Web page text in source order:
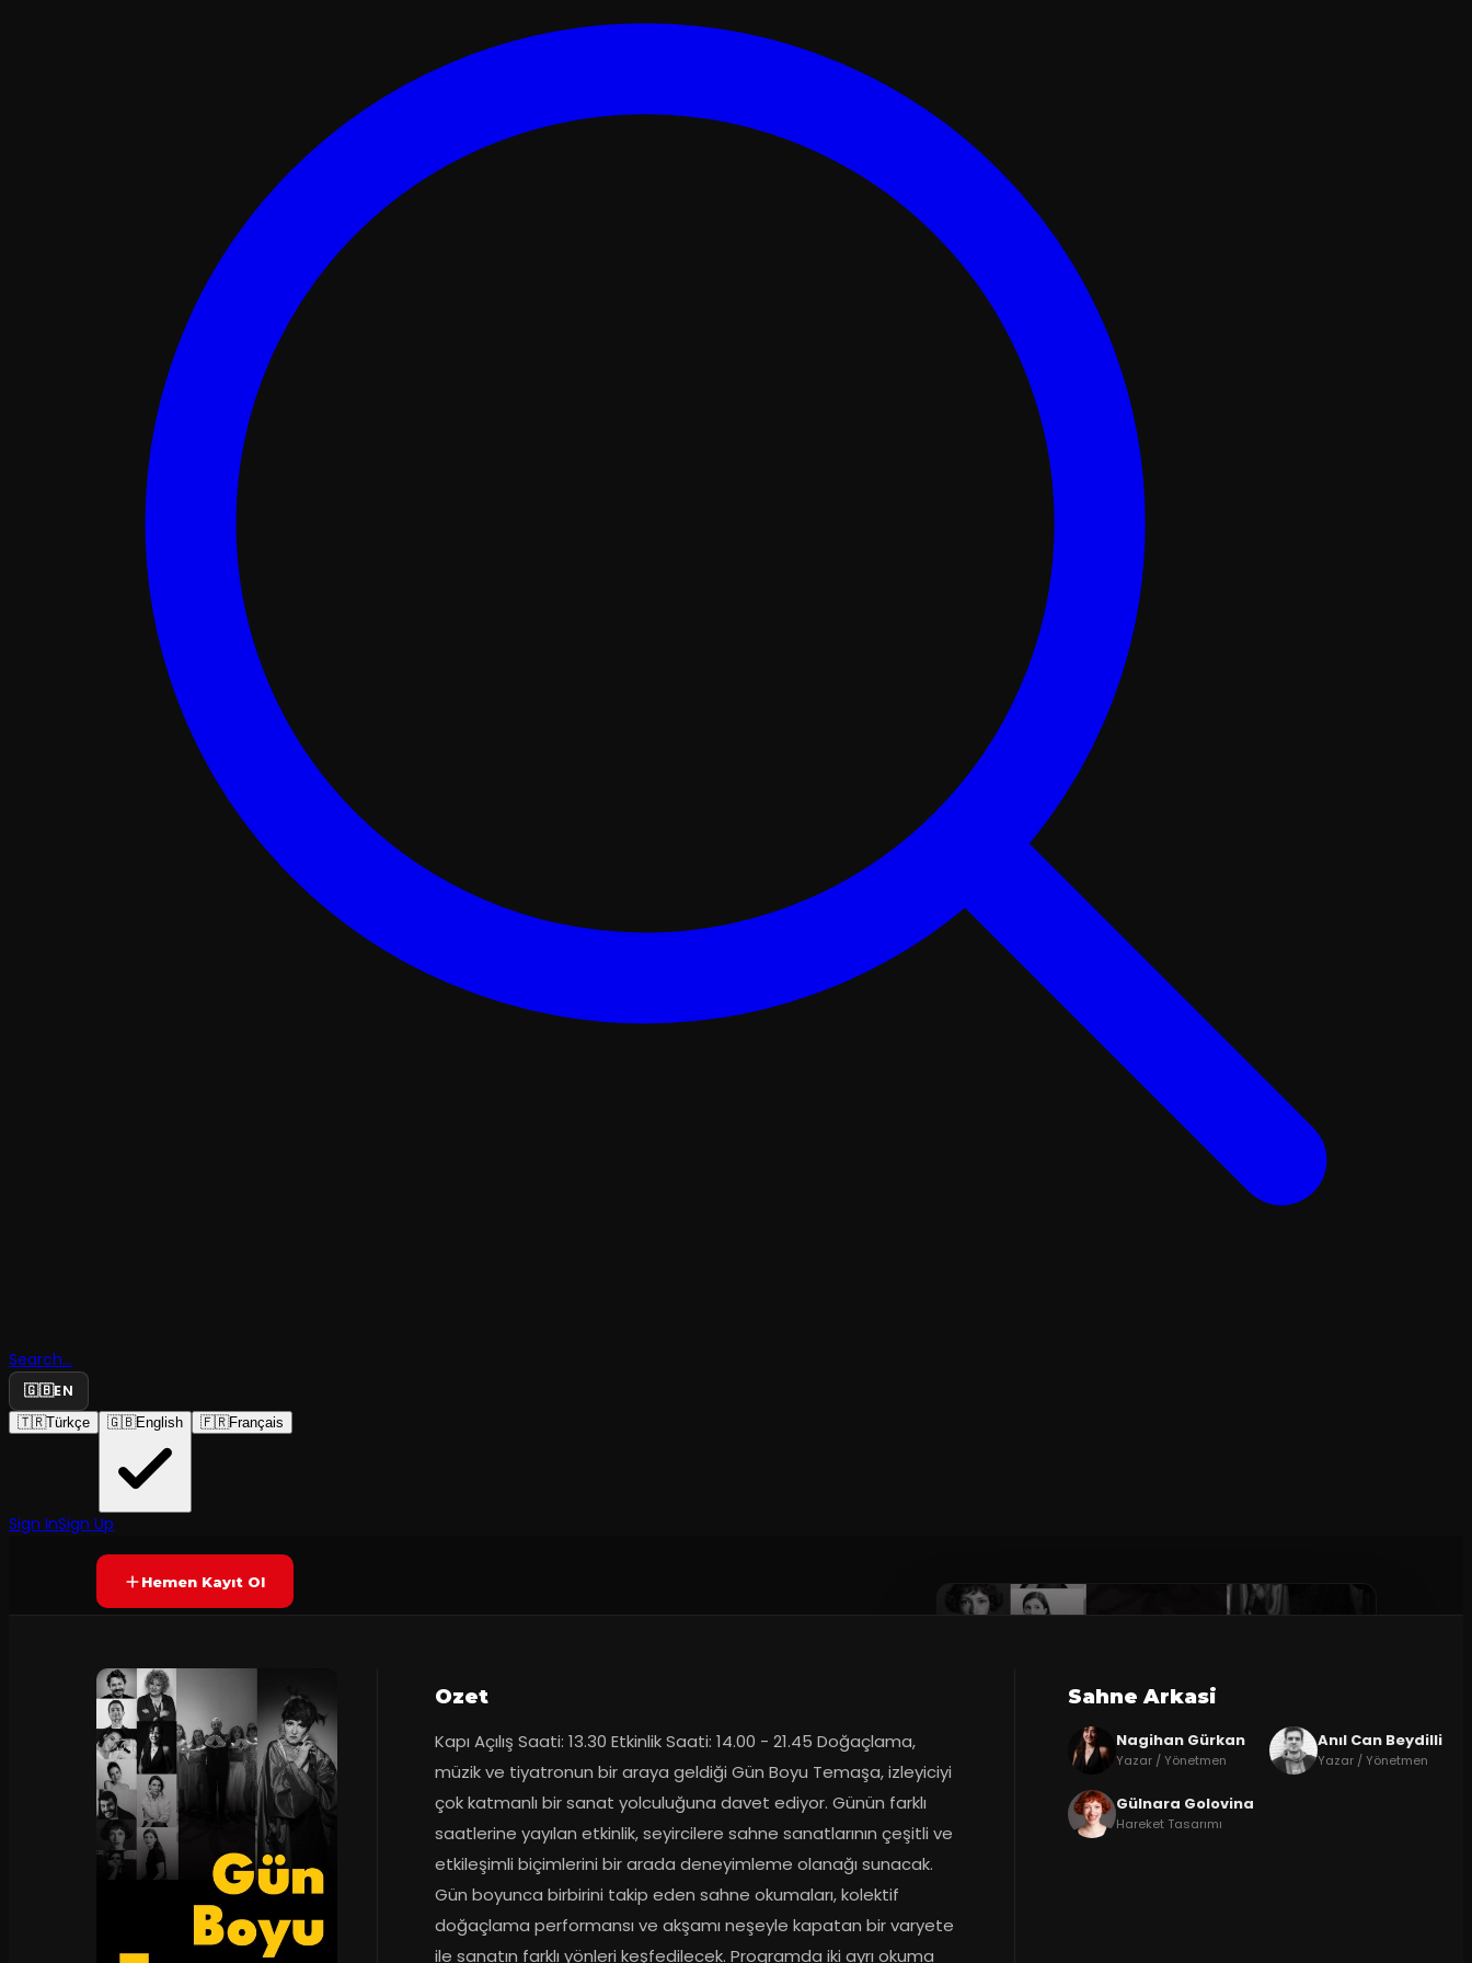
Search...
🇬🇧EN
🇹🇷Türkçe 🇬🇧English 🇫🇷Français
Sign InSign Up
Temaşa
YAKINDA Yetersiz oy
Hemen Kayıt Ol
Ozet
Kapı Açılış Saati: 13.30 Etkinlik Saati: 14.00 - 21.45 Doğaçlama,
müzik ve tiyatronun bir araya geldiği Gün Boyu Temaşa, izleyiciyi
çok katmanlı bir sanat yolculuğuna davet ediyor. Günün farklı
saatlerine yayılan etkinlik, seyircilere sahne sanatlarının çeşitli ve
etkileşimli biçimlerini bir arada deneyimleme olanağı sunacak.
Gün boyunca birbirini takip eden sahne okumaları, kolektif
doğaçlama performansı ve akşamı neşeyle kapatan bir varyete
ile sanatın farklı yönleri keşfedilecek. Programda iki ayrı okuma
Sahne Arkasi
Nagihan Gürkan
Yazar / Yönetmen
Anıl Can Beydilli
Yazar / Yönetmen
Gülnara Golovina
Hareket Tasarımı